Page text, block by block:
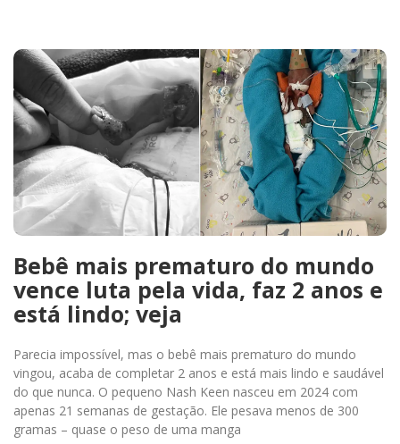
Bebê mais prematuro do mundo
vence luta pela vida, faz 2 anos e
está lindo; veja
Parecia impossível, mas o bebê mais prematuro do mundo
vingou, acaba de completar 2 anos e está mais lindo e saudável
do que nunca. O pequeno Nash Keen nasceu em 2024 com
apenas 21 semanas de gestação. Ele pesava menos de 300
gramas – quase o peso de uma manga